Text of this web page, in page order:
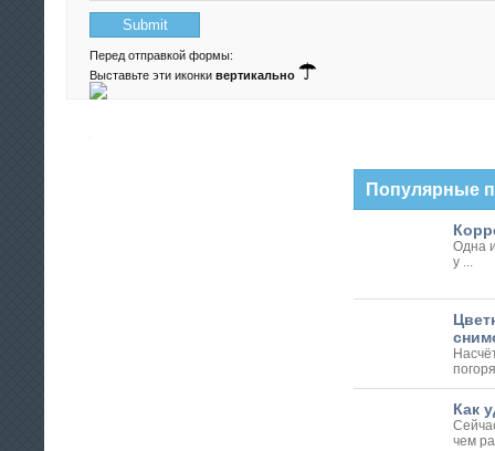
Перед отправкой формы:
Выставьте эти иконки вертикально
Популярные
Одна
у ...
Как
чем